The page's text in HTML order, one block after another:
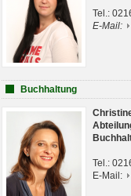
Tel.:
E-Mail:
Buchhaltung
Tel.:
E-Mail: